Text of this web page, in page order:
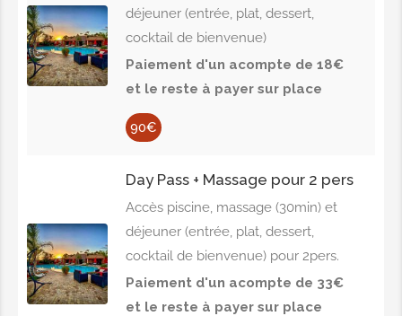
déjeuner (entrée, plat, dessert,
cocktail de bienvenue)
Paiement d'un acompte de 18€
et le reste à payer sur place
90€
Day Pass + Massage pour 2 pers
Accès piscine, massage (30min) et
déjeuner (entrée, plat, dessert,
cocktail de bienvenue) pour 2pers.
Paiement d'un acompte de 33€
et le reste à payer sur place